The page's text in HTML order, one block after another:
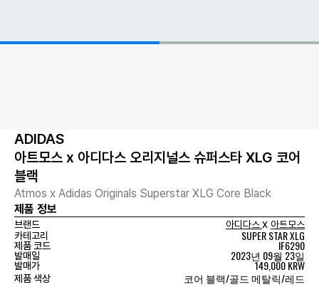
ADIDAS
아트모스 x 아디다스 오리지널스 슈퍼스타 XLG 코어
블랙
Atmos x Adidas Originals Superstar XLG Core Black
제품 정보
브랜드 아디다스x 아트모스
카테고리
SUPER STAR XLG
제품 코드 IF6290
발매일 2023년 09월 23일
발매가 149,000 KRW
제품 색상 코어 블랙/골드 메탈릭/레드